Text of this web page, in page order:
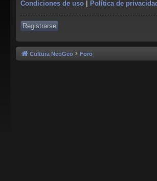
Condiciones de uso | Política de
Registrarse
Cultura NeoGeo Foro